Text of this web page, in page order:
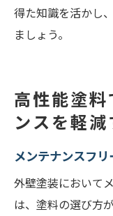
得た知識を活かし
ましょう。
高性能塗
ンスを軽
メンテナンスフ
外壁塗装において
は、塗料の選び方